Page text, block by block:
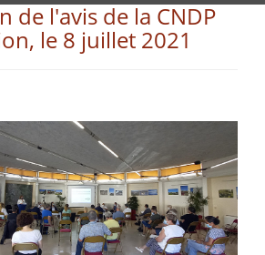
de l'avis de la CNDP
le 8 juillet 2021